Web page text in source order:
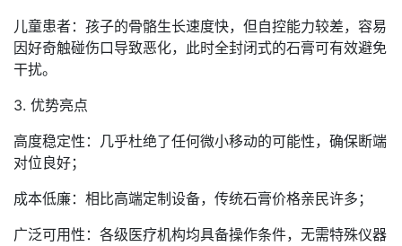
儿童患者：孩子的骨骼生长速度快，但自控能力较差，容易
因好奇触碰伤口导致恶化，此时全封闭式的石膏可有效避免
干扰。
3. 优势亮点
高度稳定性：几乎杜绝了任何微小移动的可能性，确保断端
对位良好；
成本低廉：相比高端定制设备，传统石膏价格亲民许多；
广泛可用性：各级医疗机构均具备操作条件，无需特殊仪器